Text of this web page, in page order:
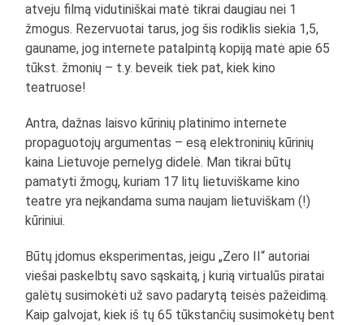
atveju filmą vidutiniškai matė tikrai daugiau nei 1
žmogus. Rezervuotai tarus, jog šis rodiklis siekia 1,5,
gauname, jog internete patalpintą kopiją matė apie 65
tūkst. žmonių – t.y. beveik tiek pat, kiek kino
teatruose!
Antra, dažnas laisvo kūrinių platinimo internete
propaguotojų argumentas – esą elektroninių kūrinių
kaina Lietuvoje pernelyg didelė. Man tikrai būtų
pamatyti žmogų, kuriam 17 litų lietuviškame kino
teatre yra neįkandama suma naujam lietuviškam (!)
kūriniui.
Būtų įdomus eksperimentas, jeigu „Zero II“ autoriai
viešai paskelbtų savo sąskaitą, į kurią virtualūs piratai
galėtų susimokėti už savo padarytą teisės pažeidimą.
Kaip galvojat, kiek iš tų 65 tūkstančių susimokėtų bent